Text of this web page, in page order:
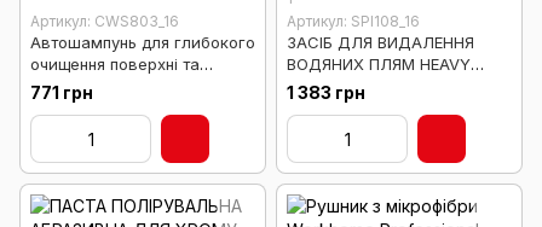
Артикул: CWS803_16
Автошампунь для глибокого
очищення поверхні та
видалення воску Clean
Slate Wax Stripping Wash
771 грн
Артикул: SPI108_16
ЗАСІБ ДЛЯ ВИДАЛЕННЯ
ВОДЯНИХ ПЛЯМ HEAVY
DUTY WATER SPOT
REMOVER
1 383 грн